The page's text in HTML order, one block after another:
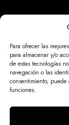
Para ofrecer las
para almacenar y/o
de estas tecnologías
navegación o las
consentimiento, puede
funciones.